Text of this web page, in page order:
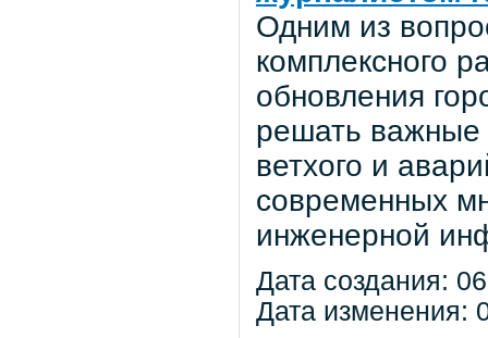
Одним из
комплексного
обновления
решать важные
ветхого и
современных
инженерной
Дата создания:
Дата изменения: